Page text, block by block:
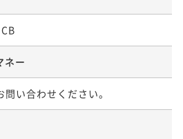
ネー
い合わせください。